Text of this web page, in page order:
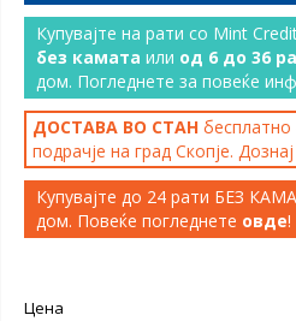
Купувајте на рати со Mint
без камата или од 6 до 36
дом. Погледнете за повеќе
ДОСТАВА ВО СТАН бесплатно
подрачје на град Скопје.
Купувајте до 24 рати БЕЗ
дом. Повеќе погледнете овде!
Цена